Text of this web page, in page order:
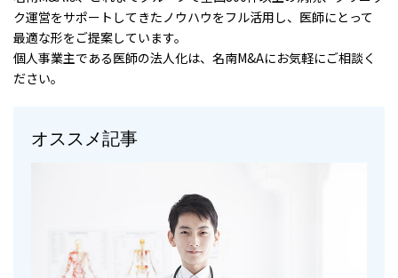
ク運営をサポートしてきたノウハウをフル活用し、医師にとって
最適な形をご提案しています。
個人事業主である医師の法人化は、名南M&Aにお気軽にご相談く
ださい。
オススメ記事